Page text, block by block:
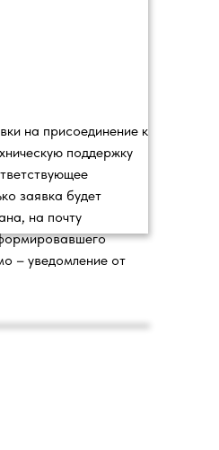
на присоединение к
поддержку
заявка будет
на почту
– уведомление от